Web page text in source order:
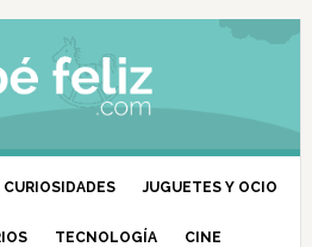
CURIOSIDADES JUGUETES Y OCIO
TECNOLOGÍA CINE